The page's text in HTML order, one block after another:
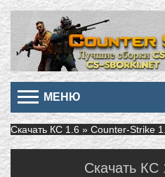
МЕНЮ
Скачать КС 1.6 » Counter-Strike
Скачать КС